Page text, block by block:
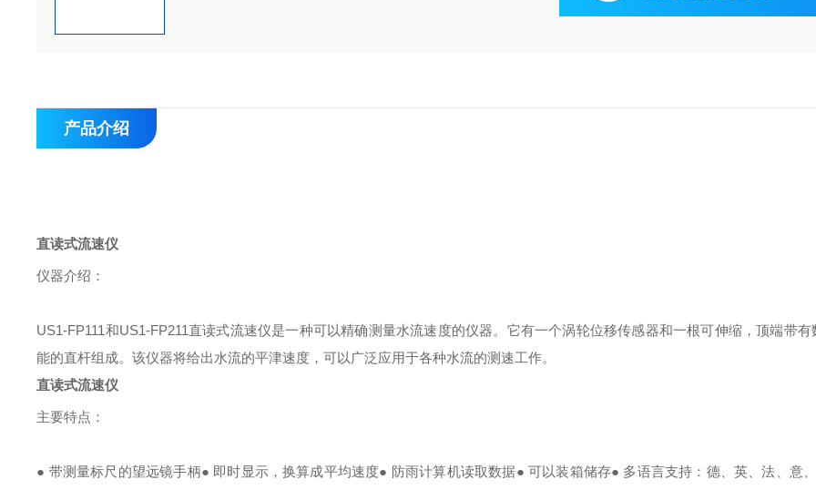
产品介绍
直读式流速仪
仪器介绍：
US1-FP111和US1-FP211直读式流速仪是一种可以精确测量水流速度的仪器。它有一个涡轮位移传感器和一根可伸缩，顶端带有
能的直杆组成。该仪器将给出水流的平津速度，可以广泛应用于各种水流的测速工作。
直读式流速仪
主要特点：
● 带测量标尺的望远镜手柄● 即时显示，换算成平均速度● 防雨计算机读取数据● 可以装箱储存● 多语言支持：德、英、法、意